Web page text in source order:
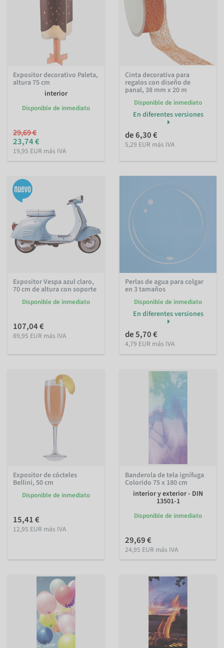
Expositor decorativo Paleta,
altura 75 cm
interior
Disponible de inmediato
29,69 €
23,74 €
19,95 EUR más IVA
Cinta decorativa para
regalos con diseño de
panal, 38 mm x 20 m
Disponible de inmediato
En diferentes versiones
de 6,30 €
5,29 EUR más IVA
Expositor Vespa azul claro,
70 cm de altura con soporte
Disponible de inmediato
107,04 €
89,95 EUR más IVA
Perlas de agua para colgar
en 3 tamaños
Disponible de inmediato
En diferentes versiones
de 5,70 €
4,79 EUR más IVA
Expositor de cócteles
Bellini, 50 cm
Disponible de inmediato
15,41 €
12,95 EUR más IVA
Banderola de tela ignífuga
Colorido 75 x 180 cm
interior y exterior - DIN
13501-1
Disponible de inmediato
29,69 €
24,95 EUR más IVA